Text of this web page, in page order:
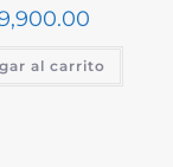
al carrito